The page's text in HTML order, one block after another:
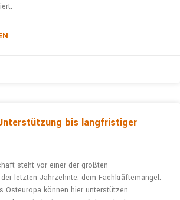
bis langfristiger
steht vor einer der größ­ten
letzten Jahr­zehnte: dem Fachkräftemangel.
Osteuropa können hier unterstützen.